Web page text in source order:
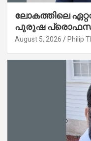
ലോകത്തിലെ
പുരുഷ പ്രൊഫസർ
മലയാളി നേഥൻ
August 5, 2026 Philip